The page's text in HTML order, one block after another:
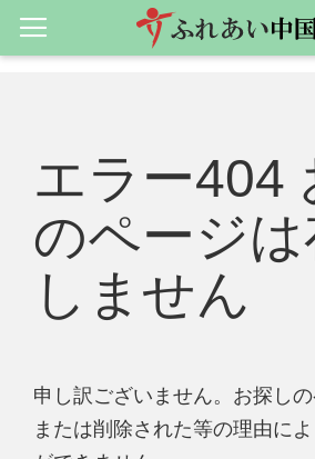
エラー404
のページは
しません
申し訳ございません。お探し
または削除された等の理由に